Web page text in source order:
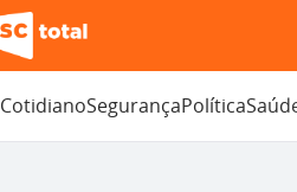
CotidianoSegurançaPolítica